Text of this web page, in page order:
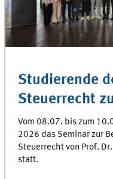
Studierende
Steuerrecht
Vom 08.07. bis zum
2026 das Seminar zur
Steuerrecht von Prof.
statt.